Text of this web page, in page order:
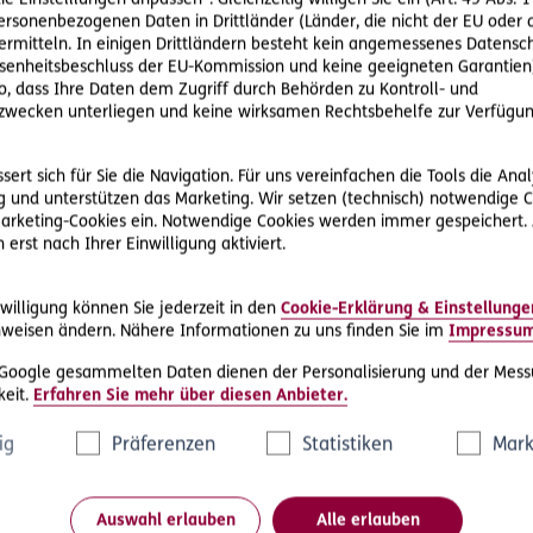
Daten in Drittländer (Länder, die nicht der EU oder
In einigen Drittländern besteht kein angemessenes
der EU-Kommission und keine geeigneten
dass Ihre Daten dem Zugriff durch Behörden zu Kontroll- und
unterliegen und keine wirksamen Rechtsbehelfe zur
sich für Sie die Navigation. Für uns vereinfachen die Tools die
und unterstützen das Marketing. Wir setzen (technisch) notwendige
Cookies ein. Notwendige Cookies werden immer
erst nach Ihrer Einwilligung aktiviert.
können Sie jederzeit in den Cookie-Erklärung &
ändern. Nähere Informationen zu uns finden Sie im
gesammelten Daten dienen der Personalisierung und der
Erfahren Sie mehr über diesen Anbieter.
Präferenzen Statistiken
Auswahl erlauben Alle erlauben
Rechtsschutz-
D.A.S. Direkthilfe®
Sie benötigen ein Schreiben an die
außergerichtliche Lösung an
Rechtsschutzfall melden